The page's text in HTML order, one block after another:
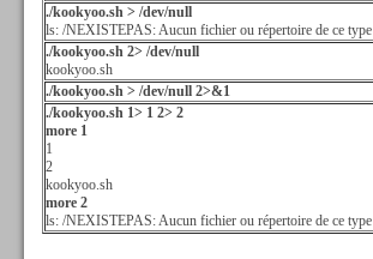
./kookyoo.sh > /dev/null
ls: /NEXISTEPAS: Aucun fichier ou répertoire de ce type
./kookyoo.sh 2> /dev/null
kookyoo.sh
./kookyoo.sh > /dev/null 2>&1
./kookyoo.sh 1> 1 2> 2
more 1
1
2
kookyoo.sh
more 2
ls: /NEXISTEPAS: Aucun fichier ou répertoire de ce type